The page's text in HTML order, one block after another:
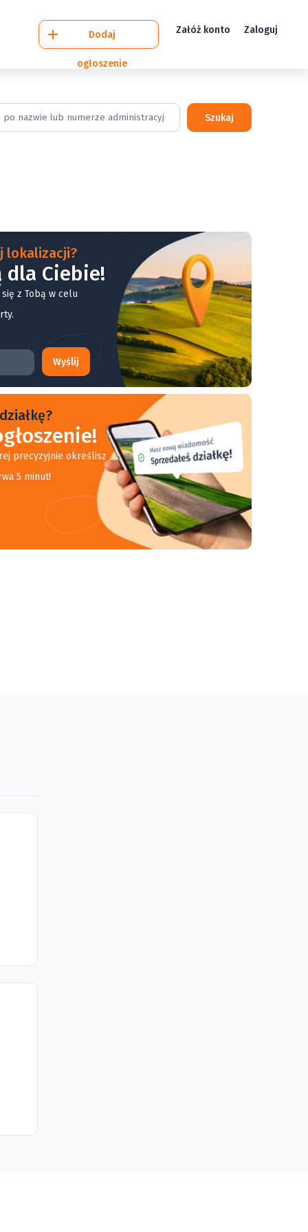
Dodaj
ogłoszenie
Załóż konto Zaloguj
Szukaj
lokalizacji?
dla Ciebie!
z Tobą w celu
Wyślij
precyzyjnie określisz
5 minut!